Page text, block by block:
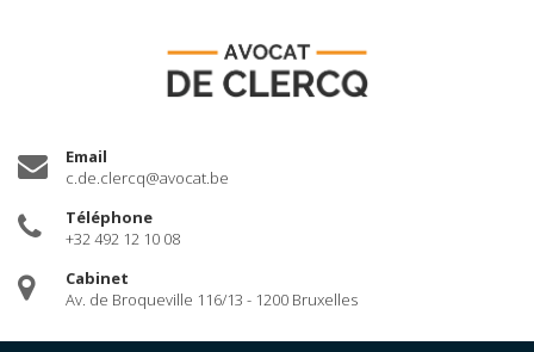
Email
c.de.clercq@avocat.be
Téléphone
+32 492 12 10 08
Cabinet
Av. de Broqueville 116/13 - 1200 Bruxelles